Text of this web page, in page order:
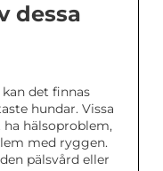
dessa
det finnas
hundar. Vissa
ha hälsoproblem,
med ryggen.
pälsvård eller